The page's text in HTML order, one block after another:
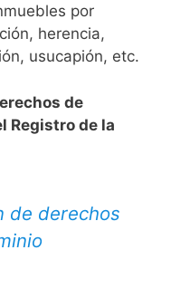
por
herencia,
usucapión, etc.
de
Registro de la
de derechos